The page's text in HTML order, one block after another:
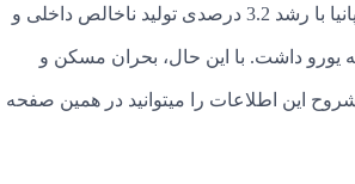
بحران، کمبود عرضه مسکن است نه خریداران خارجی. در سال 2024، اقتصاد اسپانیا با رشد 3.2 درصدی تولید ناخالص داخلی و
منطقه یورو داشت. با این حال، بحران مسکن و
این اطلاعات را میتوانید در همین صفحه